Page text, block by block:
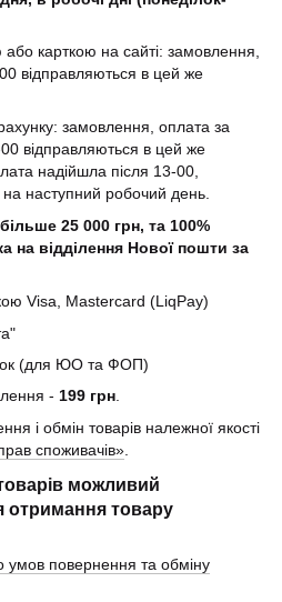
або карткою на сайті: замовлення,
відправляються в цей же
замовлення, оплата за
відправляються в цей же
надійшла після 13-00,
на наступний робочий день.
25 000 грн, та 100%
на відділення Нової пошти за
Visa, Mastercard (LiqPay)
(для ЮО та ФОП)
- 199 грн.
і обмін товарів належної якості
споживачів»
можливий
отримання товару
повернення та обміну